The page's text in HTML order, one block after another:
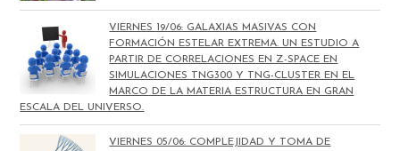
VIERNES 19/06: GALAXIAS MASIVAS CON
FORMACIÓN ESTELAR EXTREMA. UN ESTUDIO A
PARTIR DE CORRELACIONES EN Z-SPACE EN
SIMULACIONES TNG300 Y TNG-CLUSTER EN EL
MARCO DE LA MATERIA ESTRUCTURA EN GRAN
ESCALA DEL UNIVERSO.
VIERNES 05/06: COMPLEJIDAD Y TOMA DE